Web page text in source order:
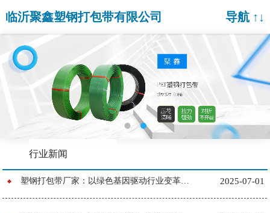
临沂聚鑫塑钢打包带有限公司 导航 ↑↓
行业新闻
塑钢打包带厂家：以绿色基因驱动行业变革，打造全生命周期环保型包装解决方案 2025-07-01